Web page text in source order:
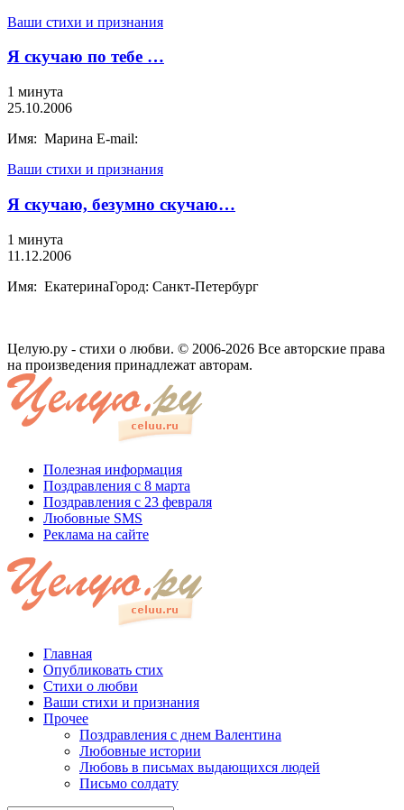
Ваши стихи и признания
Я скучаю по тебе …
1 минута
25.10.2006
Имя: Марина E-mail:
Ваши стихи и признания
Я скучаю, безумно скучаю…
1 минута
11.12.2006
Имя: ЕкатеринаГород: Санкт-Петербург
Целую.ру - стихи о любви. © 2006-2026 Все авторские права
на произведения принадлежат авторам.
Полезная информация
Поздравления с 8 марта
Поздравления с 23 февраля
Любовные SMS
Реклама на сайте
Главная
Опубликовать стих
Стихи о любви
Ваши стихи и признания
Прочее
Поздравления с днем Валентина
Любовные истории
Любовь в письмах выдающихся людей
Письмо солдату